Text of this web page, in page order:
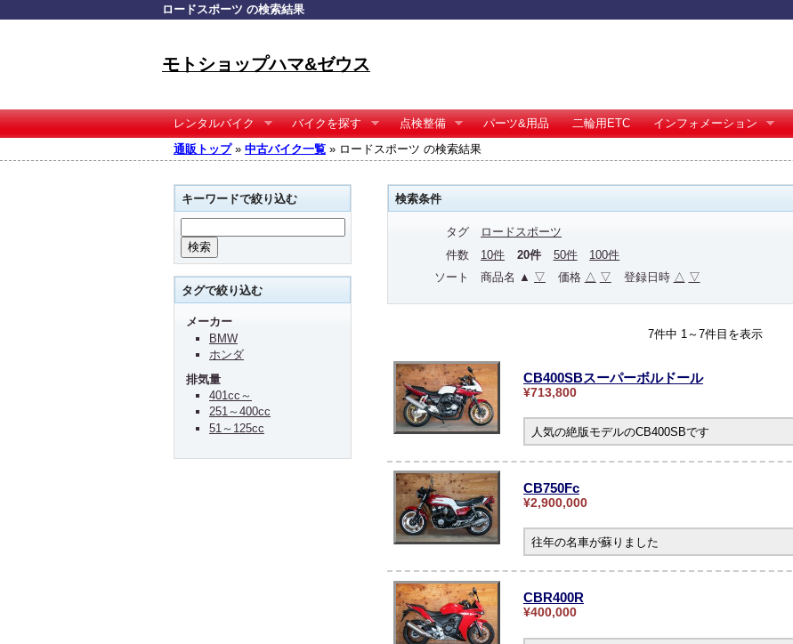
ロードスポーツ の検索結果
モトショップハマ&ゼウス
レンタルバイク バイクを探す 点検整備 パーツ&用品 二輪用ETC インフォメーション
通販トップ» 中古バイク一覧 » ロードスポーツ の検索結果
検索条件
タグ
ロードスポーツ
件数
10件 20件 50件
100件
ソート
商品名 ▲ ▽ 価格 △ ▽ 登録日時 △ ▽
7件中 1～7件目を表示
CB400SBスーパーボルドール
¥713,800
人気の絶版モデルのCB400SBです
CB750Fc
¥2,900,000
往年の名車が蘇りました
CBR400R
¥400,000
キーワードで絞り込む
タグで絞り込む
メーカー
BMW
ホンダ
排気量
401cc～
251～400cc
51～125cc